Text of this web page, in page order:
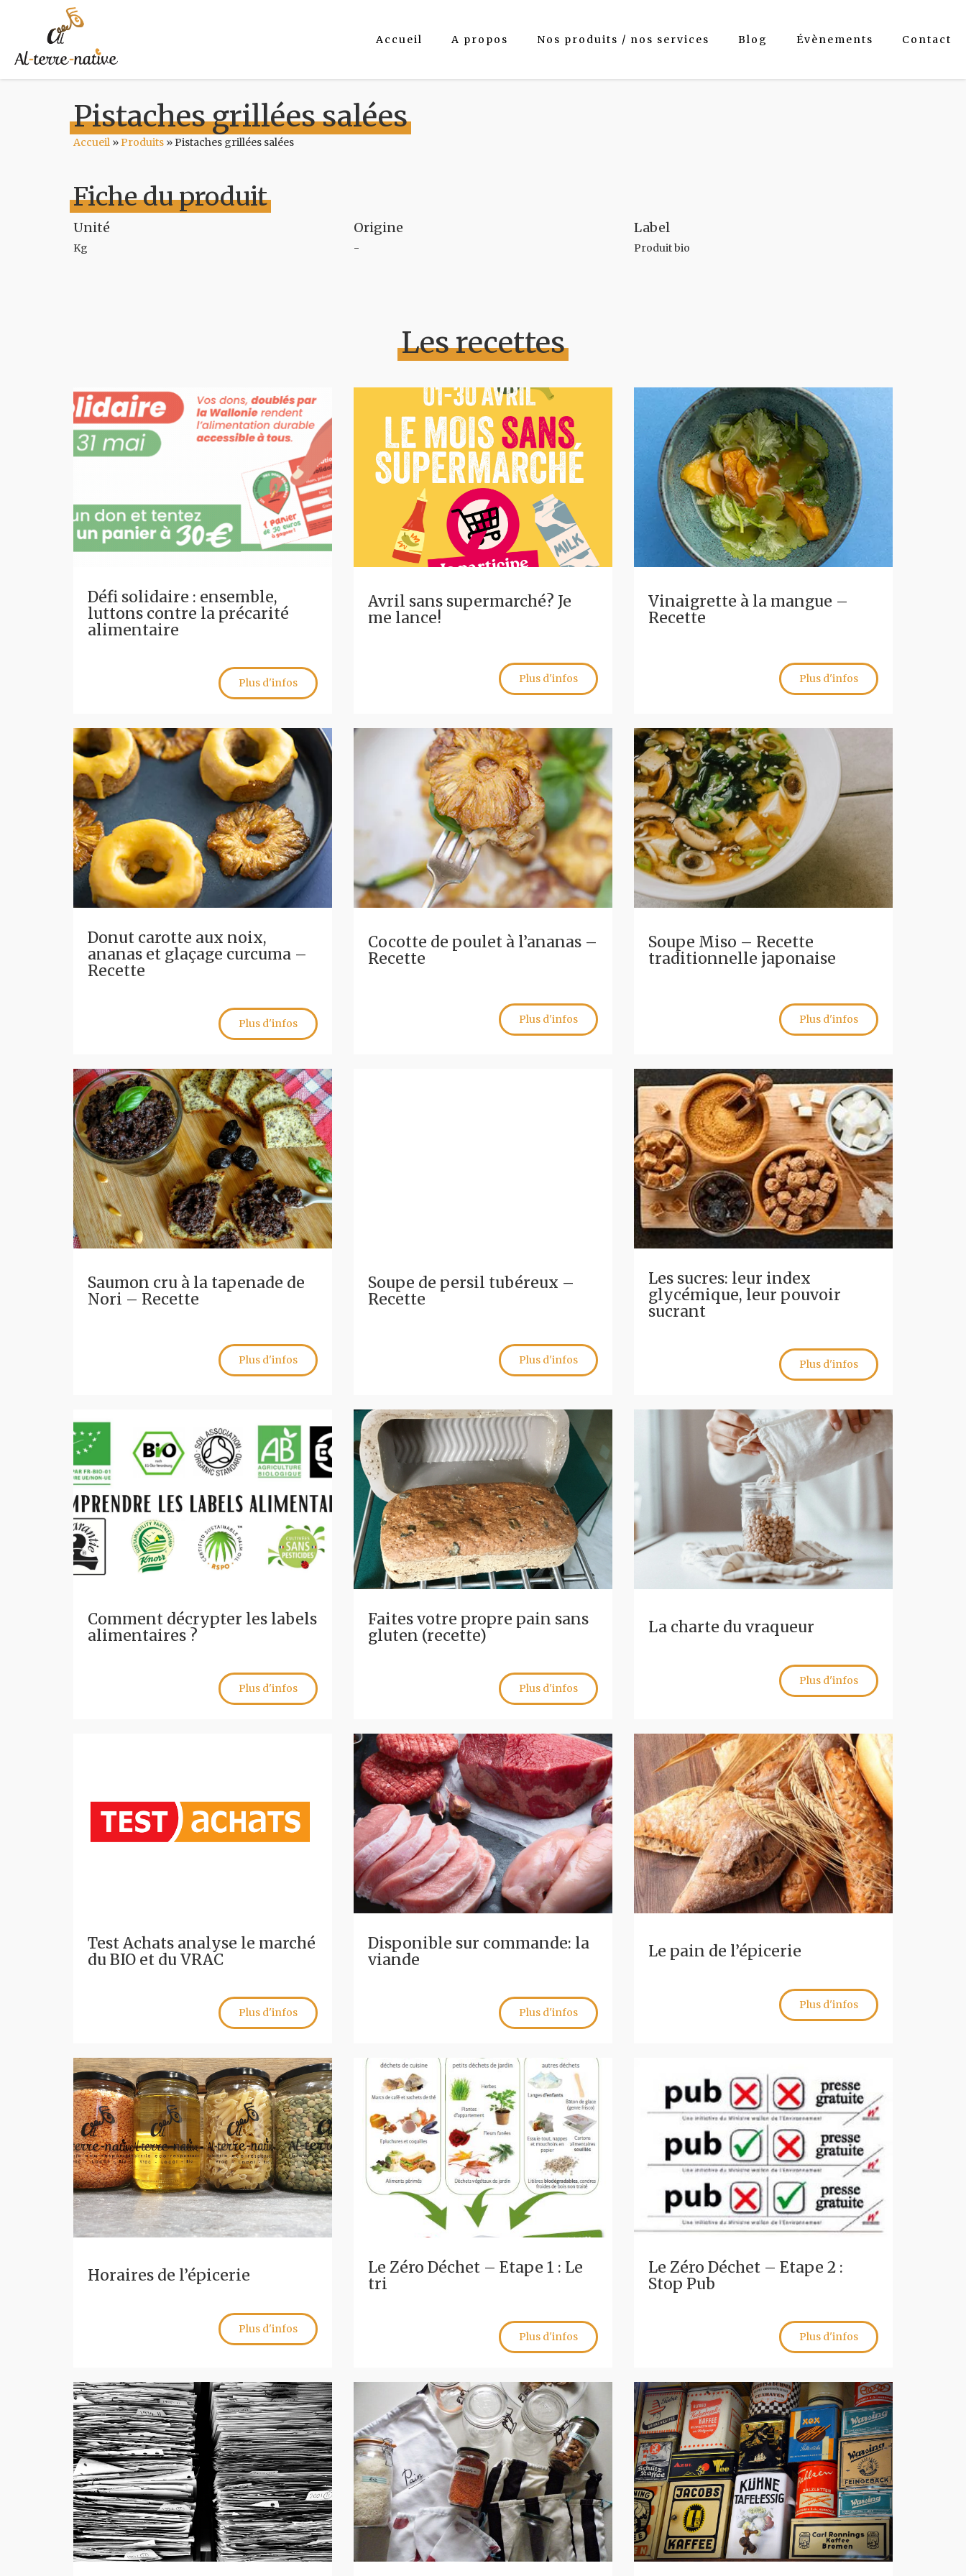
Accueil A propos Nos produits / nos services Blog Évènements Contact
Pistaches grillées salées
Accueil »Produits »Pistaches grillées salées
Fiche du produit
Unité
Kg
Origine
-
Label
Produit bio
Les recettes
Défi solidaire : ensemble,
luttons contre la précarité
alimentaire
Plus d'infos
Avril sans supermarché? Je
me lance!
Plus d'infos
Vinaigrette à la mangue –
Recette
Plus d'infos
Donut carotte aux noix,
ananas et glaçage curcuma –
Recette
Plus d'infos
Cocotte de poulet à l’ananas –
Recette
Plus d'infos
Soupe Miso – Recette
traditionnelle japonaise
Plus d'infos
Saumon cru à la tapenade de
Nori – Recette
Plus d'infos
Soupe de persil tubéreux –
Recette
Plus d'infos
Les sucres: leur index
glycémique, leur pouvoir
sucrant
Plus d'infos
Comment décrypter les labels
alimentaires ?
Plus d'infos
Faites votre propre pain sans
gluten (recette)
Plus d'infos
La charte du vraqueur
Plus d'infos
Test Achats analyse le marché
du BIO et du VRAC
Plus d'infos
Disponible sur commande: la
viande
Plus d'infos
Le pain de l’épicerie
Plus d'infos
Horaires de l’épicerie
Plus d'infos
Le Zéro Déchet – Etape 1 : Le
tri
Plus d'infos
Le Zéro Déchet – Etape 2 :
Stop Pub
Plus d'infos